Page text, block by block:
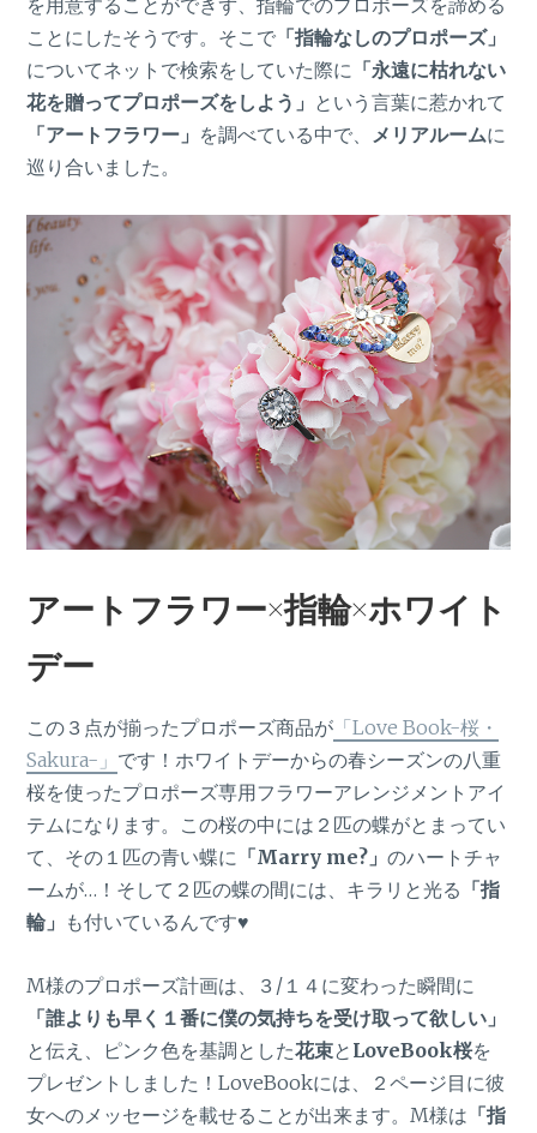
ことにしたそうです。そこで 「指輪なしのプロポーズ」
についてネットで検索をしていた際に 「永遠に枯れない
花を贈ってプロポーズをしよう」 という言葉に惹かれて
「アートフラワー」 を調べている中で、 メリアルームに
巡り合いました。
アートフラワー×指輪×ホワイト
デー
この３点が揃ったプロポーズ商品が 「Love Book-桜・
Sakura-」 です！ホワイトデーからの春シーズンの八重
桜を使ったプロポーズ専用フラワーアレンジメントアイ
テムになります。この桜の中には２匹の蝶がとまってい
て、その１匹の青い蝶に 「Marry me?」のハートチャ
ームが…！そして２匹の蝶の間には、キラリと光る 「指
輪」 も付いているんです♥
M様のプロポーズ計画は、３/１４に変わった瞬間に
「誰よりも早く１番に僕の気持ちを受け取って欲しい」
と伝え、ピンク色を基調とした花束と LoveBook桜を
プレゼントしました！LoveBookには、２ページ目に彼
女へのメッセージを載せることが出来ます。M様は 「指